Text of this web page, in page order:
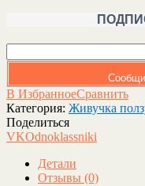
В ИзбранноеСравнить
Категория: Живучка
Поделиться
VKOdnoklassniki
Детали
Отзывы (0)